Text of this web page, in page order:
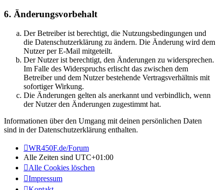
6. Änderungsvorbehalt
Der Betreiber ist berechtigt, die Nutzungsbedingungen und
die Datenschutzerklärung zu ändern. Die Änderung wird dem
Nutzer per E-Mail mitgeteilt.
Der Nutzer ist berechtigt, den Änderungen zu widersprechen.
Im Falle des Widerspruchs erlischt das zwischen dem
Betreiber und dem Nutzer bestehende Vertragsverhältnis mit
sofortiger Wirkung.
Die Änderungen gelten als anerkannt und verbindlich, wenn
der Nutzer den Änderungen zugestimmt hat.
Informationen über den Umgang mit deinen persönlichen Daten
sind in der Datenschutzerklärung enthalten.
WR450F.de/Forum
Alle Zeiten sind UTC+01:00
Alle Cookies löschen
Impressum